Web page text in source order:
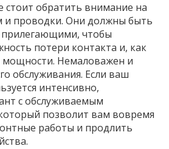
стоит обратить внимание на
и проводки. Они должны быть
чтобы
потери контакта и, как
мощности. Немаловажен и
обслуживания. Если ваш
интенсивно,
с обслуживаемым
позволит вам вовремя
работы и продлить